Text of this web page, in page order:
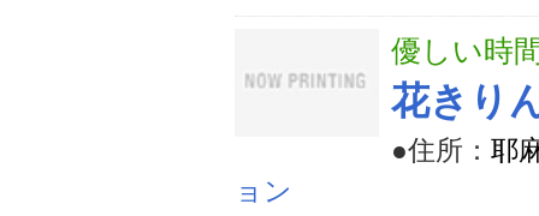
優しい時
花きり
●住所： 耶
ョン